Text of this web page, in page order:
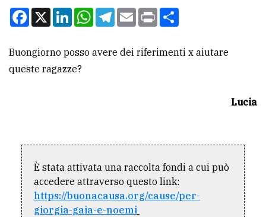
redazione
Per
la
CERCA
Cerca
per
comune
Facebook
X LinkedInWhatsApp
Telegram
EmailPrint
Buongiorno posso avere dei riferimenti x aiutare
queste ragazze?
Lucia
È stata attivata una raccolta fondi a cui può
accedere attraverso questo link:
https://buonacausa.org/cause/per-
giorgia-gaia-e-noemi